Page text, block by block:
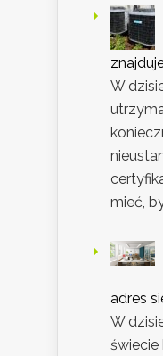
W
mieć,
adres
W
świecie